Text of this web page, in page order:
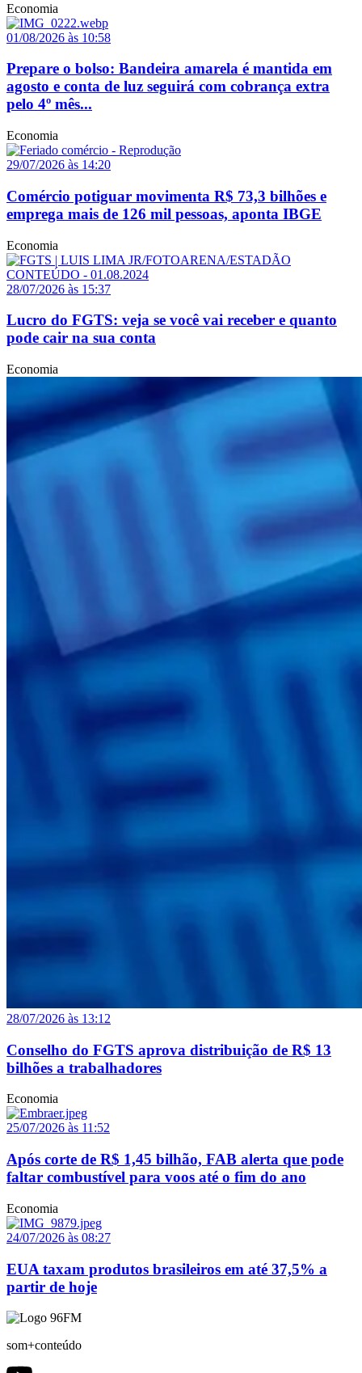
Economia
01/08/2026 às 10:58
Prepare o bolso: Bandeira amarela é mantida em
agosto e conta de luz seguirá com cobrança extra
pelo 4º mês...
Economia
29/07/2026 às 14:20
Comércio potiguar movimenta R$ 73,3 bilhões e
emprega mais de 126 mil pessoas, aponta IBGE
Economia
28/07/2026 às 15:37
Lucro do FGTS: veja se você vai receber e quanto
pode cair na sua conta
Economia
28/07/2026 às 13:12
Conselho do FGTS aprova distribuição de R$ 13
bilhões a trabalhadores
Economia
25/07/2026 às 11:52
Após corte de R$ 1,45 bilhão, FAB alerta que pode
faltar combustível para voos até o fim do ano
Economia
24/07/2026 às 08:27
EUA taxam produtos brasileiros em até 37,5% a
partir de hoje
som+conteúdo